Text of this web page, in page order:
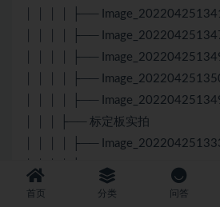
│ │ │ │ ├──
│ │ │ │ ├──
│ │ │ │ ├──
│ │ │ │ ├──
│ │ │ │ ├──
│ │ │ ├── 标定板实拍
│ │ │ │ ├──
│ │ │ │ ├──
首页 分类 问答